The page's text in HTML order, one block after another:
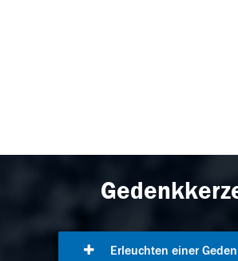
Erleuchten einer